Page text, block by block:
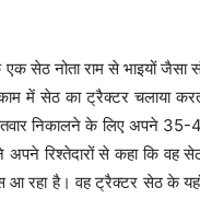
सेठ नोता राम से भाइयों जैसा
में सेठ का ट्रैक्टर चलाया
निकालने के लिए अपने 35-40
अपने रिश्तेदारों से कहा कि
आ रहा है। वह ट्रैक्टर सेठ के